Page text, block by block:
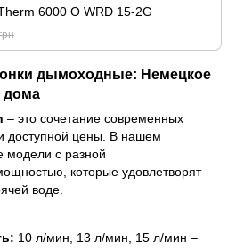
6000 O WRD 15-2G
дымоходные: Немецкое
дома
– это сочетание современных
доступной цены. В нашем
модели с разной
которые удовлетворят
воде.
10 л/мин, 13 л/мин, 15 л/мин –